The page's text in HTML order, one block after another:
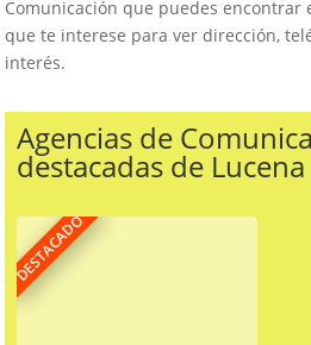
Comunicación que puedes encontrar
que te interese para ver dirección,
interés.
Agencias de
destacadas de Lucena
DESTACADO